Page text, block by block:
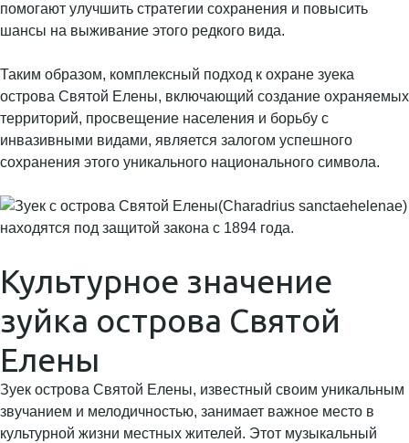
помогают улучшить стратегии сохранения и повысить
шансы на выживание этого редкого вида.
Таким образом, комплексный подход к охране зуека
острова Святой Елены, включающий создание охраняемых
территорий, просвещение населения и борьбу с
инвазивными видами, является залогом успешного
сохранения этого уникального национального символа.
Культурное значение
зуйка острова Святой
Елены
Зуек острова Святой Елены, известный своим уникальным
звучанием и мелодичностью, занимает важное место в
культурной жизни местных жителей. Этот музыкальный